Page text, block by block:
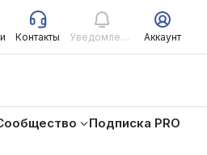
Контакты Уведомления Аккаунт
Подписка PRO